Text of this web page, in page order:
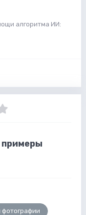
алгоритма ИИ:
примеры
фотографии